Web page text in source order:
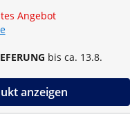
Angebot
bis ca. 13.8.
anzeigen